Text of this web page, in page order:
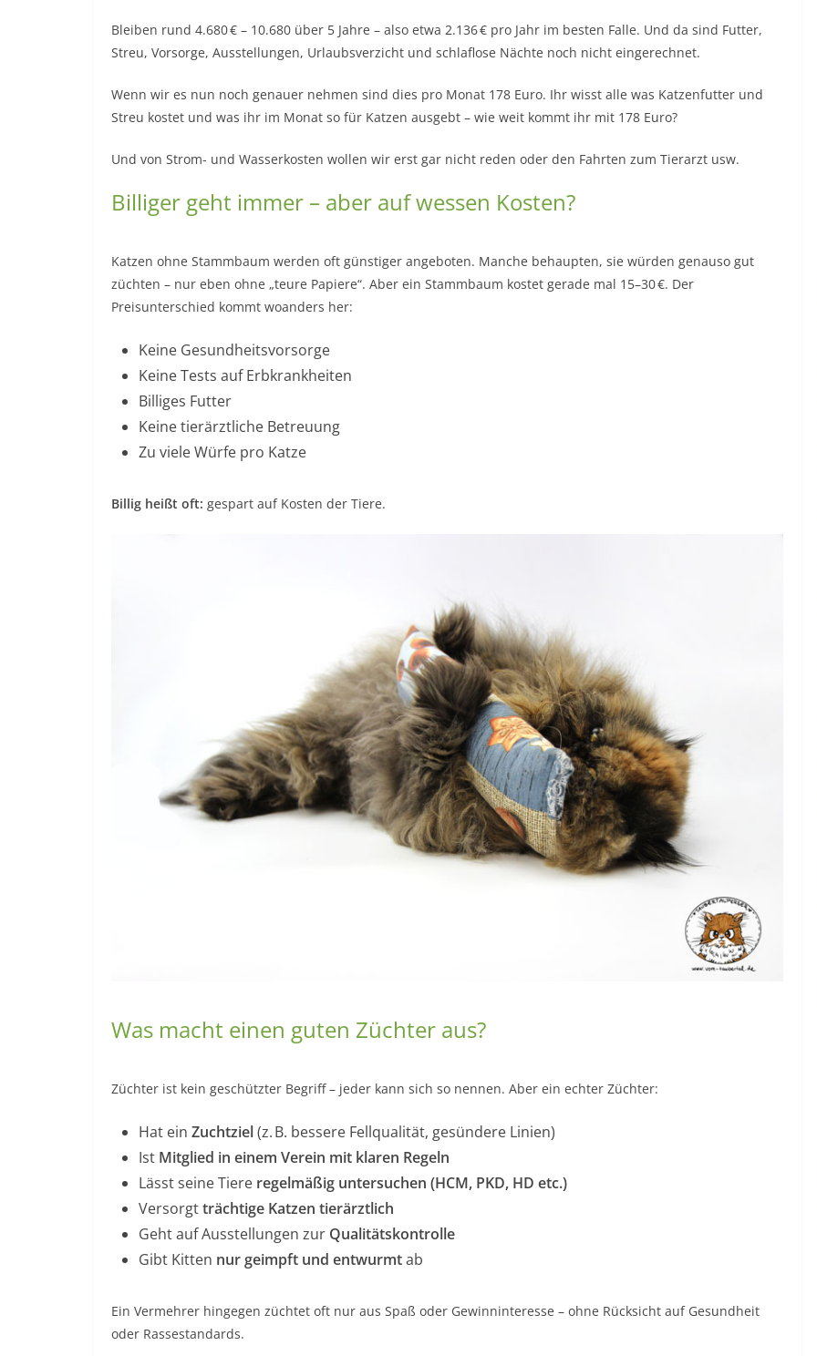
Bleiben rund 4.680 € – 10.680 über 5 Jahre – also etwa 2.136 € pro Jahr im besten Falle. Und da sind Futter,
Streu, Vorsorge, Ausstellungen, Urlaubsverzicht und schlaflose Nächte noch nicht eingerechnet.
Wenn wir es nun noch genauer nehmen sind dies pro Monat 178 Euro. Ihr wisst alle was Katzenfutter und
Streu kostet und was ihr im Monat so für Katzen ausgebt – wie weit kommt ihr mit 178 Euro?
Und von Strom- und Wasserkosten wollen wir erst gar nicht reden oder den Fahrten zum Tierarzt usw.
Billiger geht immer – aber auf wessen Kosten?
Katzen ohne Stammbaum werden oft günstiger angeboten. Manche behaupten, sie würden genauso gut
züchten – nur eben ohne „teure Papiere“. Aber ein Stammbaum kostet gerade mal 15–30 €. Der
Preisunterschied kommt woanders her:
Keine Gesundheitsvorsorge
Keine Tests auf Erbkrankheiten
Billiges Futter
Keine tierärztliche Betreuung
Zu viele Würfe pro Katze
Billig heißt oft: gespart auf Kosten der Tiere.
Was macht einen guten Züchter aus?
Züchter ist kein geschützter Begriff – jeder kann sich so nennen. Aber ein echter Züchter:
Hat ein Zuchtziel(z. B. bessere Fellqualität, gesündere Linien)
Ist Mitglied in einem Verein mit klaren Regeln
Lässt seine Tiere regelmäßig untersuchen (HCM, PKD, HD etc.)
Versorgtträchtige Katzen tierärztlich
Geht auf Ausstellungen zur Qualitätskontrolle
Gibt Kitten nur geimpft und entwurmtab
Ein Vermehrer hingegen züchtet oft nur aus Spaß oder Gewinninteresse – ohne Rücksicht auf Gesundheit
oder Rassestandards.